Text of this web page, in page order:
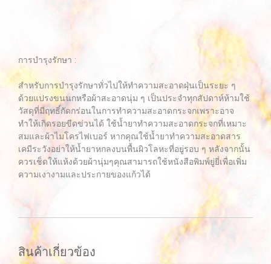
การบำรุงรักษา :
สำหรับการบำรุงรักษาทั่วไปให้ทำความสะอาดฝุ่นเป็นระยะ ๆ
ด้วยแปรงขนนกหรือผ้าสะอาดนุ่ม ๆ เป็นประจำทุกสัปดาห์ห้ามใช้
วัสดุที่มีฤทธิ์กัดกร่อนในการทำความสะอาดกระจกเพราะอาจ
ทำให้เกิดรอยขีดข่วนได้ ใช้น้ำยาทำความสะอาดกระจกที่เหมาะ
สมและผ้าไมโครไฟเบอร์ หากคุณใช้น้ำยาทำความสะอาดสาร
เคมีระวังอย่าให้น้ำยาหกลงบนพื้นผิวโลหะที่อยู่รอบ ๆ หลังจากนั้น
ควรเช็ดให้แห้งด้วยผ้านุ่มๆคุณสามารถใช้หนังสือพิมพ์ยู่ยี่เพื่อเพิ่ม
ความเงางามและประกายของแก้วได้
สินค้าเกี่ยวข้อง